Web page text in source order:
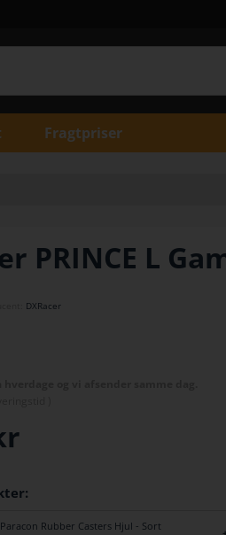
Fragtpriser
PRINCE L
DXRacer
Paracon Rubber Casters Hjul - Sort